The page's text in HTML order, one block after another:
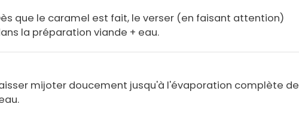
que le caramel est fait, le verser (en faisant attention)
la préparation viande + eau.
mijoter doucement jusqu'à l'évaporation complète de